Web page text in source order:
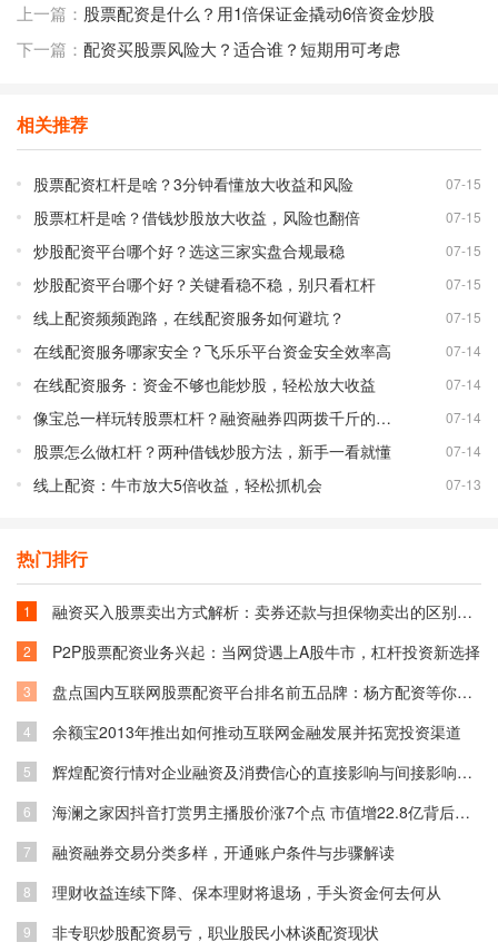
上一篇： 股票配资是什么？用1倍保证金撬动6倍资金炒股
下一篇： 配资买股票风险大？适合谁？短期用可考虑
相关推荐
股票配资杠杆是啥？3分钟看懂放大收益和风险 07-15
股票杠杆是啥？借钱炒股放大收益，风险也翻倍 07-15
炒股配资平台哪个好？选这三家实盘合规最稳 07-15
炒股配资平台哪个好？关键看稳不稳，别只看杠杆 07-15
线上配资频频跑路，在线配资服务如何避坑？ 07-15
在线配资服务哪家安全？飞乐乐平台资金安全效率高 07-14
在线配资服务：资金不够也能炒股，轻松放大收益 07-14
像宝总一样玩转股票杠杆？融资融券四两拨千斤的秘密 07-14
股票怎么做杠杆？两种借钱炒股方法，新手一看就懂 07-14
线上配资：牛市放大5倍收益，轻松抓机会 07-13
热门排行
1 融资买入股票卖出方式解析：卖券还款与担保物卖出的区别与选择
2 P2P股票配资业务兴起：当网贷遇上A股牛市，杠杆投资新选择
3 盘点国内互联网股票配资平台排名前五品牌：杨方配资等你了解
4 余额宝2013年推出如何推动互联网金融发展并拓宽投资渠道
5 辉煌配资行情对企业融资及消费信心的直接影响与间接影响分析
6 海澜之家因抖音打赏男主播股价涨7个点 市值增22.8亿背后原因
7 融资融券交易分类多样，开通账户条件与步骤解读
8 理财收益连续下降、保本理财将退场，手头资金何去何从
9 非专职炒股配资易亏，职业股民小林谈配资现状